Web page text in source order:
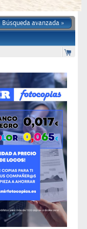
Búsqueda avanzada »